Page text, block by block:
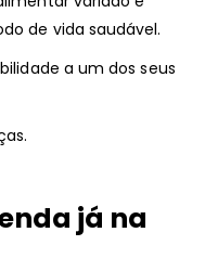
de vida saudável.
a um dos seus
já na